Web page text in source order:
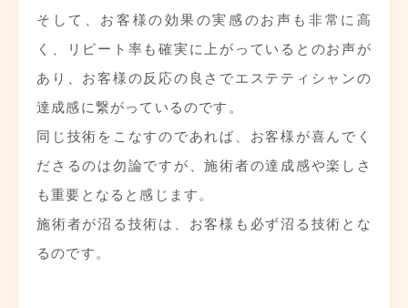
そして、お客様の効果の実感のお声も非常に高
く、リピート率も確実に上がっているとのお声が
あり、お客様の反応の良さでエステティシャンの
達成感に繋がっているのです。
同じ技術をこなすのであれば、お客様が喜んでく
ださるのは勿論ですが、施術者の達成感や楽しさ
も重要となると感じます。
施術者が沼る技術は、お客様も必ず沼る技術とな
るのです。